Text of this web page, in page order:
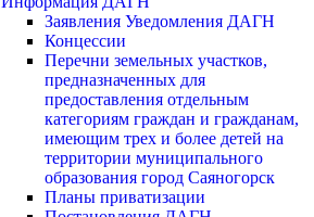
Заявления Уведомления ДАГН
Концессии
Перечни земельных участков,
предназначенных для
предоставления отдельным
категориям граждан и гражданам,
имеющим трех и более детей на
территории муниципального
образования город Саяногорск
Планы приватизации